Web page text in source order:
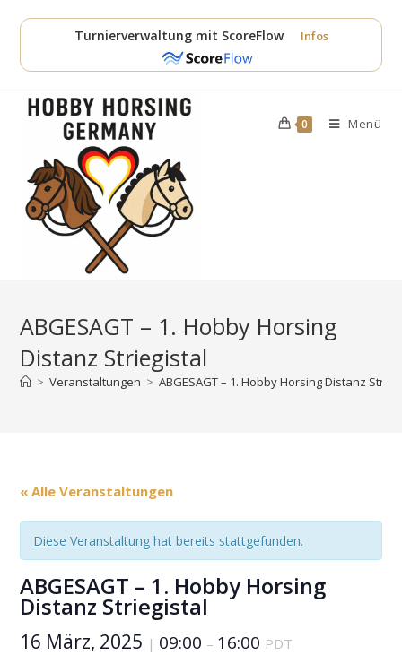
Inhalt
Turnierverwaltung mit ScoreFlow Infos
0 Menü
ABGESAGT – 1. Hobby Horsing
Distanz Striegistal
> Veranstaltungen > ABGESAGT – 1. Hobby Horsing Distanz
« Alle Veranstaltungen
Diese Veranstaltung hat bereits stattgefunden.
ABGESAGT – 1. Hobby Horsing
Distanz Striegistal
16 März, 2025 | 09:00 – 16:00 PDT